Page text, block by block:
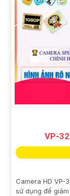
VP-
Camera HD VP-
sử dụng để